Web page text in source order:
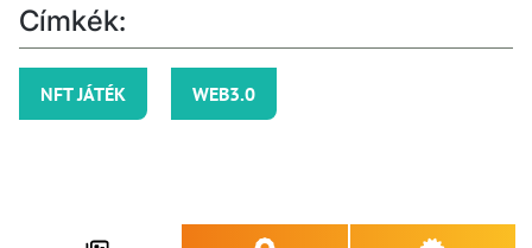
Címkék:
NFT JÁTÉK WEB3.0